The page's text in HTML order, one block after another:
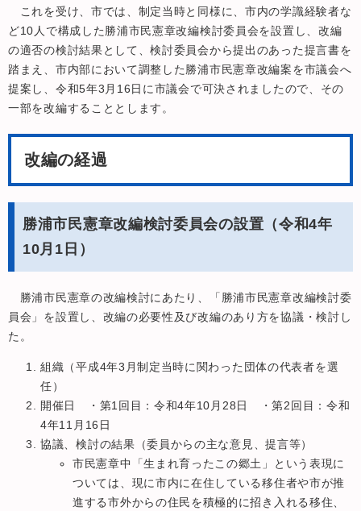
これを受け、市では、制定当時と同様に、市内の学識経験者な
ど10人で構成した勝浦市民憲章改編検討委員会を設置し、改編
の適否の検討結果として、検討委員会から提出のあった提言書を
踏まえ、市内部において調整した勝浦市民憲章改編案を市議会へ
提案し、令和5年3月16日に市議会で可決されましたので、その
一部を改編することとします。
改編の経過
勝浦市民憲章改編検討委員会の設置（令和4年
10月1日）
勝浦市民憲章の改編検討にあたり、「勝浦市民憲章改編検討委
員会」を設置し、改編の必要性及び改編のあり方を協議・検討し
た。
組織（平成4年3月制定当時に関わった団体の代表者を選
任）
開催日 ・第1回目：令和4年10月28日 ・第2回目：令和
4年11月16日
協議、検討の結果（委員からの主な意見、提言等）
市民憲章中「生まれ育ったこの郷土」という表現に
ついては、現に市内に在住している移住者や市が推
進する市外からの住民を積極的に招き入れる移住、